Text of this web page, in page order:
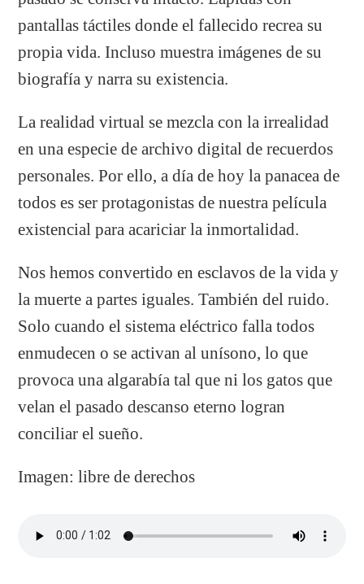
pantallas táctiles donde el fallecido recrea su
propia vida. Incluso muestra imágenes de su
biografía y narra su existencia.
La realidad virtual se mezcla con la irrealidad
en una especie de archivo digital de recuerdos
personales. Por ello, a día de hoy la panacea de
todos es ser protagonistas de nuestra película
existencial para acariciar la inmortalidad.
Nos hemos convertido en esclavos de la vida y
la muerte a partes iguales. También del ruido.
Solo cuando el sistema eléctrico falla todos
enmudecen o se activan al unísono, lo que
provoca una algarabía tal que ni los gatos que
velan el pasado descanso eterno logran
conciliar el sueño.
Imagen: libre de derechos